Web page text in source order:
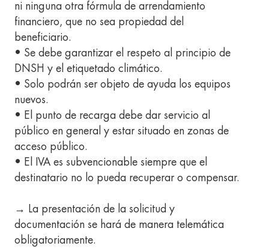
ni ninguna otra fórmula de arrendamiento
financiero, que no sea propiedad del
beneficiario.
• Se debe garantizar el respeto al principio de
DNSH y el etiquetado climático.
• Solo podrán ser objeto de ayuda los equipos
nuevos.
• El punto de recarga debe dar servicio al
público en general y estar situado en zonas de
acceso público.
• El IVA es subvencionable siempre que el
destinatario no lo pueda recuperar o compensar.
→ La presentación de la solicitud y
documentación se hará de manera telemática
obligatoriamente.